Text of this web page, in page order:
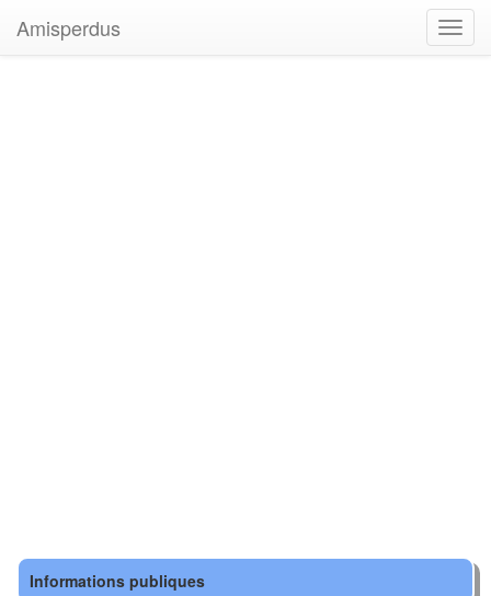
Amisperdus
Informations publiques